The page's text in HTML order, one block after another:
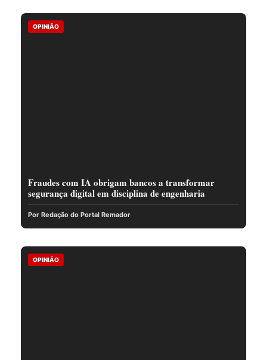
OPINIÃO
Fraudes com IA obrigam bancos a transformar
segurança digital em disciplina de engenharia
Por Redação do Portal Remador
OPINIÃO